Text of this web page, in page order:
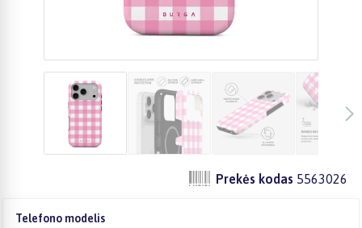
Prekės kodas 5563026
Telefono modelis